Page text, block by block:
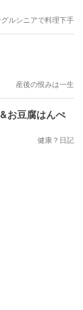
ルシニアで料理下手
産後の恨みは一生
お豆腐はんぺ
健康？日記